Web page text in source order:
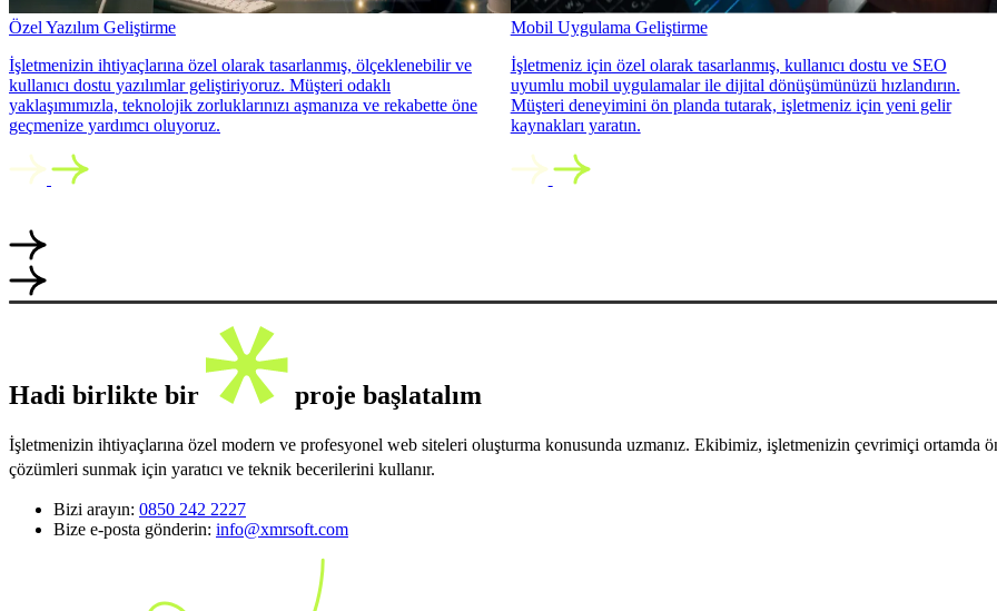
Özel Yazılım Geliştirme
İşletmenizin ihtiyaçlarına özel olarak tasarlanmış, ölçeklenebilir ve
kullanıcı dostu yazılımlar geliştiriyoruz. Müşteri odaklı
yaklaşımımızla, teknolojik zorluklarınızı aşmanıza ve rekabette öne
geçmenize yardımcı oluyoruz.
Mobil Uygulama Geliştirme
İşletmeniz için özel olarak tasarlanmış, kullanıcı dostu ve SEO
uyumlu mobil uygulamalar ile dijital dönüşümünüzü hızlandırın.
Müşteri deneyimini ön planda tutarak, işletmeniz için yeni gelir
kaynakları yaratın.
Hadi birlikte bir proje başlatalım
İşletmenizin ihtiyaçlarına özel modern ve profesyonel web siteleri oluşturma konusunda uzmanız. Ekibimiz, işletmenizin çevrimiçi ortamda
çözümleri sunmak için yaratıcı ve teknik becerilerini kullanır.
Bizi arayın: 0850 242 2227
Bize e-posta gönderin: info@xmrsoft.com